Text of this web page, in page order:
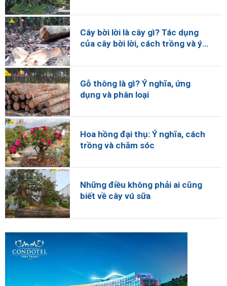
Cây bời lời là cây gì? Tác dụng
của cây bời lời, cách trồng và ý
Gỗ thông là gì? Ý nghĩa, ứng
dụng và phân loại
Hoa hồng đại thụ: Ý nghĩa, cách
trồng và chăm sóc
Những điều không phải ai cũng
biết về cây vú sữa